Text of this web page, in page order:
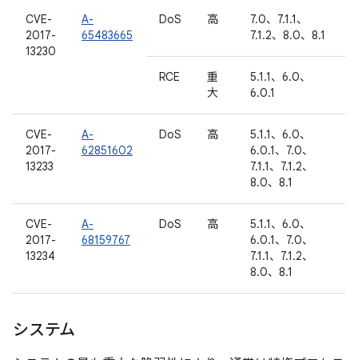
CVE-
2017-
13230
A-
65483665
DoS 高
7.0、7.1.1、
7.1.2、8.0、8.1
RCE
重
大
5.1.1、6.0、
6.0.1
CVE-
2017-
13233
A-
62851602
DoS 高
5.1.1、6.0、
6.0.1、7.0、
7.1.1、7.1.2、
8.0、8.1
CVE-
2017-
13234
A-
68159767
DoS 高
5.1.1、6.0、
6.0.1、7.0、
7.1.1、7.1.2、
8.0、8.1
システム